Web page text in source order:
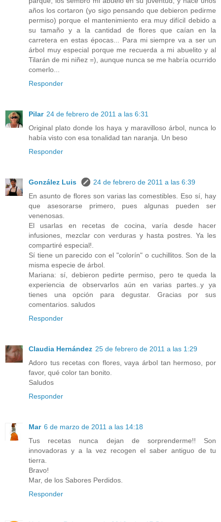
años los cortaron (yo sigo pensando que debieron pedirme
permiso) porque el mantenimiento era muy difícil debido a
su tamaño y a la cantidad de flores que caían en la
carretera en estas épocas... Para mi siempre va a ser un
árbol muy especial porque me recuerda a mi abuelito y al
Tilarán de mi niñez =), aunque nunca se me habría ocurrido
comerlo...
Responder
Pilar 24 de febrero de 2011 a las 6:31
Original plato donde los haya y maravilloso árbol, nunca lo
había visto con esa tonalidad tan naranja. Un beso
Responder
González Luis
24 de febrero de 2011 a las 6:39
En asunto de flores son varias las comestibles. Eso sí, hay
que asesorarse primero, pues algunas pueden ser
venenosas.
El usarlas en recetas de cocina, varía desde hacer
infusiones, mezclar con verduras y hasta postres. Ya les
compartiré especial!.
Sí tiene un parecido con el "colorín" o cuchillitos. Son de la
misma especie de árbol.
Mariana: sí, debieron pedirte permiso, pero te queda la
experiencia de observarlos aún en varias partes..y ya
tienes una opción para degustar. Gracias por sus
comentarios. saludos
Responder
Claudia Hernández 25 de febrero de 2011 a las 1:29
Adoro tus recetas con flores, vaya árbol tan hermoso, por
favor, qué color tan bonito.
Saludos
Responder
Mar 6 de marzo de 2011 a las 14:18
Tus recetas nunca dejan de sorprenderme!! Son
innovadoras y a la vez recogen el saber antiguo de tu
tierra.
Bravo!
Mar, de los Sabores Perdidos.
Responder